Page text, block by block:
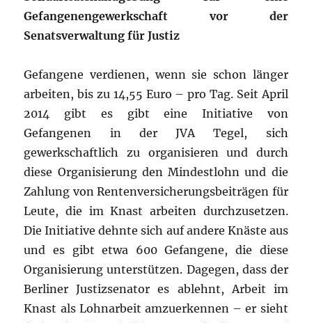
Gefangenengewerkschaft vor der
Senatsverwaltung für Justiz
Gefangene verdienen, wenn sie schon länger
arbeiten, bis zu 14,55 Euro – pro Tag. Seit April
2014 gibt es gibt eine Initiative von
Gefangenen in der JVA Tegel, sich
gewerkschaftlich zu organisieren und durch
diese Organisierung den Mindestlohn und die
Zahlung von Rentenversicherungsbeiträgen für
Leute, die im Knast arbeiten durchzusetzen.
Die Initiative dehnte sich auf andere Knäste aus
und es gibt etwa 600 Gefangene, die diese
Organisierung unterstützen. Dagegen, dass der
Berliner Justizsenator es ablehnt, Arbeit im
Knast als Lohnarbeit amzuerkennen – er sieht